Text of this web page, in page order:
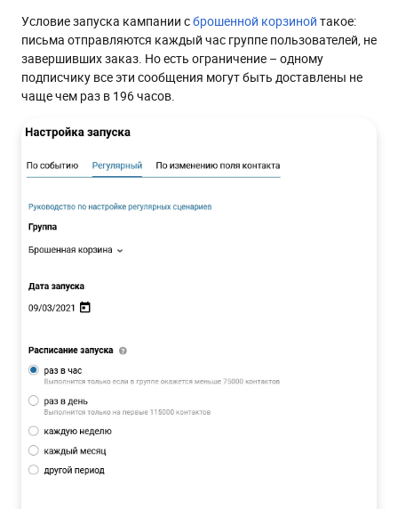
Условие запуска кампании сброшенной корзиной такое:
письма отправляются каждый час группе пользователей, не
завершивших заказ. Но есть ограничение – одному
подписчику все эти сообщения могут быть доставлены не
чаще чем раз в 196 часов.